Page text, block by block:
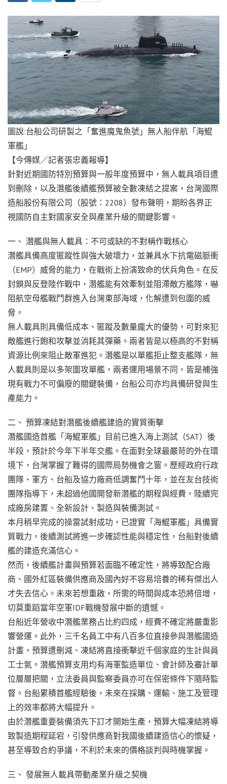
圖說:台船公司研製之「奮進魔鬼魚號」無人船伴航「海鯤
軍艦」
【今傳媒／記者張忠義報導】
針對近期國防特別預算與一般年度預算中，無人載具項目遭
到刪除，以及潛艦後續艦預算被全數凍結之提案，台灣國際
造船股份有限公司（股號：2208）發布聲明，期盼各界正
視國防自主對國家安全與產業升級的關鍵影響。
一、 潛艦與無人載具：不可或缺的不對稱作戰核心
潛艦具備高度匿蹤性與強大破壞力，並兼具水下抗電磁脈衝
（EMP）威脅的能力，在戰術上扮演致命的伏兵角色。在反
封鎖與反登陸作戰中，潛艦能有效牽制並阻滯敵方艦隊，嚇
阻航空母艦戰鬥群進入台灣東部海域，化解遭到包圍的威
脅。
無人載具則具備低成本、匿蹤及數量龐大的優勢，可對來犯
敵艦進行飽和攻擊並消耗其彈藥。兩者皆是以極高的不對稱
資源比例來阻止敵軍進犯。潛艦是以單艦拒止整支艦隊，無
人載具則是以多架圍攻單艦，兩者運用場景不同，皆是補強
現有戰力不可偏廢的關鍵裝備，台船公司亦均具備研發與生
產能力。
二、 預算凍結對潛艦後續艦建造的實質衝擊
潛艦國造首艦「海鯤軍艦」目前已進入海上測試（SAT）後
半段，預計於今年下半年交艦。在面對全球最嚴苛的外在環
境下，台灣掌握了難得的國際局勢機會之窗。歷經政府行政
團隊、軍方、台船及協力廠商低調奮鬥十年，並在友台技術
團隊指導下，未超過他國開發新潛艦的期程與經費，陸續完
成廠房建置、全新設計、製造與裝備測試。
本月稍早完成的操雷試射成功，已證實「海鯤軍艦」具備實
質戰力，後續測試將進一步確認性能與穩定性，台船對後續
艦的建造充滿信心。
然而，後續艦計畫與預算若面臨不確定性，將導致配合廠
商、國外紅區裝備供應商及國內好不容易培養的稀有傑出人
才失去信心。未來若想重啟，所需的時間與成本恐將倍增，
切莫重蹈當年空軍IDF戰機發展中斷的遺憾。
台船近年營收中潛艦業務占比約四成，經費不確定將嚴重影
響營運。此外，三千名員工中有八百多位直接參與潛艦國造
計畫，預算遭刪減、凍結將直接衝擊近千個家庭的生計與員
工士氣。潛艦預算支用均有海軍監造單位、會計師及審計單
位層層把關，立法委員與監察委員亦可在保密條件下隨時監
督。台船累積首艦經驗後，未來在採購、運輸、施工及管理
上的效率都將大幅提升。
由於潛艦重要裝備須先下訂才開始生產，預算大幅凍結將導
致製造期程延宕，引發供應商對我國後續建造信心的懷疑，
甚至導致合約爭議，不利於未來的價格談判與時機掌握。
三、 發展無人載具帶動產業升級之契機